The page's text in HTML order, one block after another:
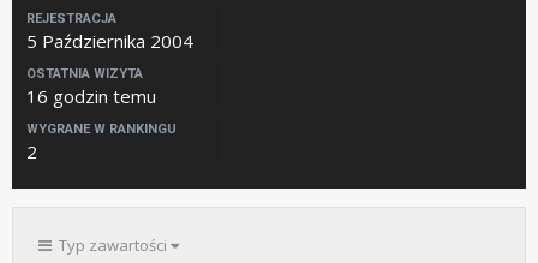
REJESTRACJA
5 Października 2004
OSTATNIA WIZYTA
16 godzin temu
WYGRANE W RANKINGU
2
Typ zawartości